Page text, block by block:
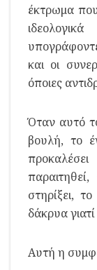
έκτρωμα που
και οι
όποιες
Όταν αυτό
βουλή, το
στηρίξει,
δάκρυα
Αυτή η